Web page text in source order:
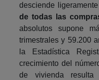
desciende
de todas las
absolutos supone
trimestrales y 59.200
la Estadística
crecimiento del
de vivienda